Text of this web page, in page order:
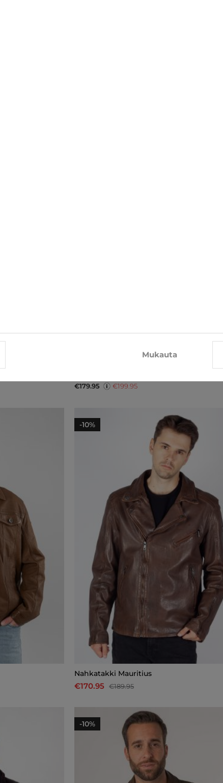
€179.95 €199.95
-10%
Nahkatakki Mauritius
€170.95 €189.95
-10%
Mukauta